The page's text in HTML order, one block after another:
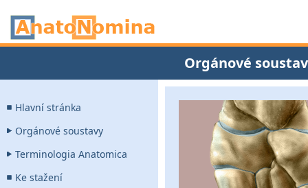
Orgánové
Hlavní stránka
Orgánové soustavy
Terminologia Anatomica
Ke stažení